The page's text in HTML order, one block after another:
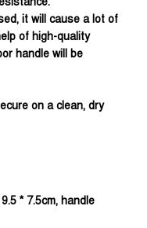
it will cause a lot of
of high-quality
handle will be
on a clean, dry
* 7.5cm, handle